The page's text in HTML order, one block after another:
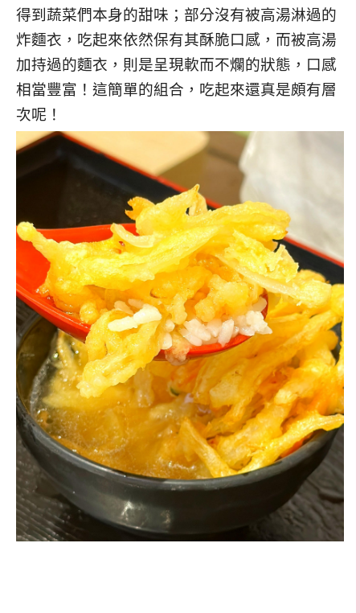
得到蔬菜們本身的甜味；部分沒有被高湯淋過的
炸麵衣，吃起來依然保有其酥脆口感，而被高湯
加持過的麵衣，則是呈現軟而不爛的狀態，口感
相當豐富！這簡單的組合，吃起來還真是頗有層
次呢！